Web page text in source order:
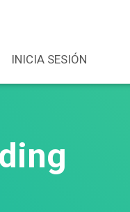
INICIA SESIÓN